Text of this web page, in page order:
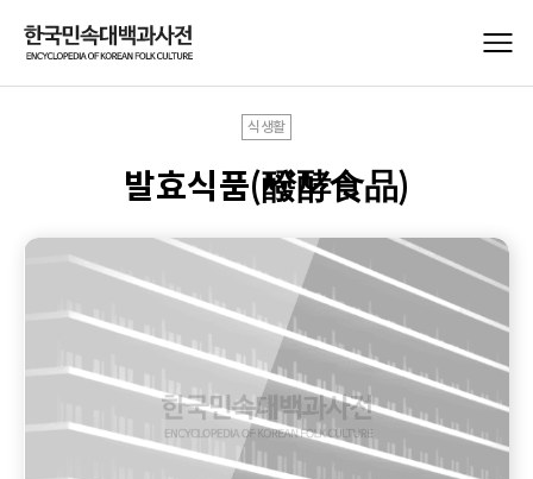
식생활
발효식품(醱酵食品)